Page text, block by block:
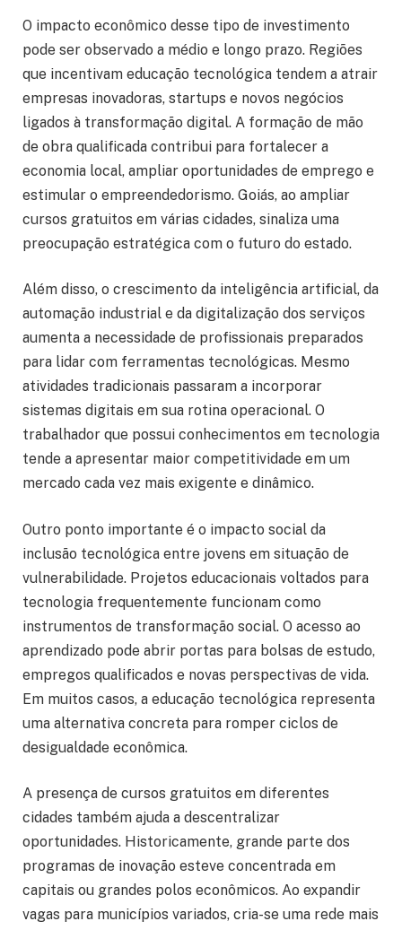
O impacto econômico desse tipo de investimento
pode ser observado a médio e longo prazo. Regiões
que incentivam educação tecnológica tendem a atrair
empresas inovadoras, startups e novos negócios
ligados à transformação digital. A formação de mão
de obra qualificada contribui para fortalecer a
economia local, ampliar oportunidades de emprego e
estimular o empreendedorismo. Goiás, ao ampliar
cursos gratuitos em várias cidades, sinaliza uma
preocupação estratégica com o futuro do estado.
Além disso, o crescimento da inteligência artificial, da
automação industrial e da digitalização dos serviços
aumenta a necessidade de profissionais preparados
para lidar com ferramentas tecnológicas. Mesmo
atividades tradicionais passaram a incorporar
sistemas digitais em sua rotina operacional. O
trabalhador que possui conhecimentos em tecnologia
tende a apresentar maior competitividade em um
mercado cada vez mais exigente e dinâmico.
Outro ponto importante é o impacto social da
inclusão tecnológica entre jovens em situação de
vulnerabilidade. Projetos educacionais voltados para
tecnologia frequentemente funcionam como
instrumentos de transformação social. O acesso ao
aprendizado pode abrir portas para bolsas de estudo,
empregos qualificados e novas perspectivas de vida.
Em muitos casos, a educação tecnológica representa
uma alternativa concreta para romper ciclos de
desigualdade econômica.
A presença de cursos gratuitos em diferentes
cidades também ajuda a descentralizar
oportunidades. Historicamente, grande parte dos
programas de inovação esteve concentrada em
capitais ou grandes polos econômicos. Ao expandir
vagas para municípios variados, cria-se uma rede mais